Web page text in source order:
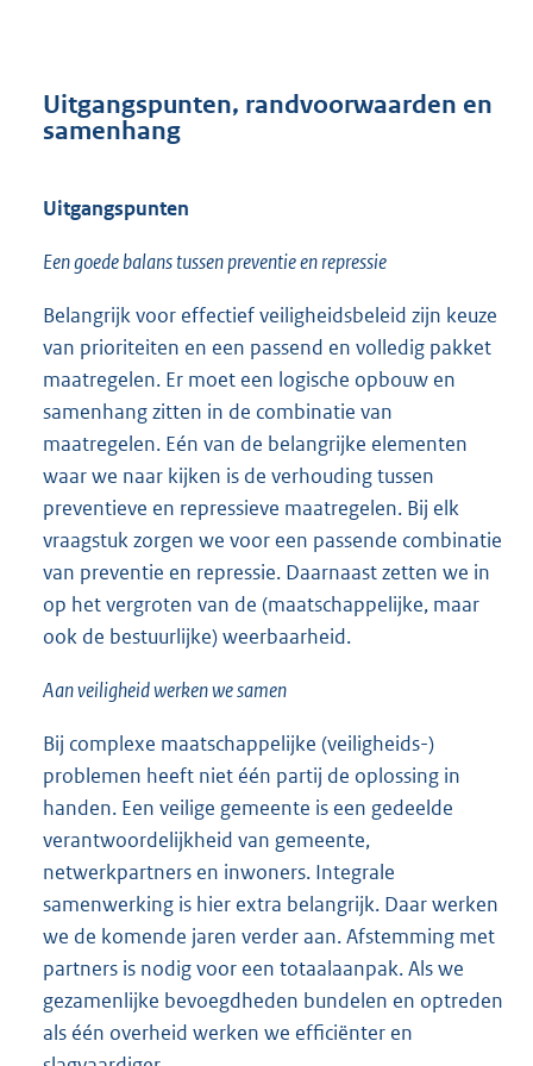
Uitgangspunten, randvoorwaarden en
samenhang
Uitgangspunten
Een goede balans tussen preventie en repressie
Belangrijk voor effectief veiligheidsbeleid zijn keuze
van prioriteiten en een passend en volledig pakket
maatregelen. Er moet een logische opbouw en
samenhang zitten in de combinatie van
maatregelen. Eén van de belangrijke elementen
waar we naar kijken is de verhouding tussen
preventieve en repressieve maatregelen. Bij elk
vraagstuk zorgen we voor een passende combinatie
van preventie en repressie. Daarnaast zetten we in
op het vergroten van de (maatschappelijke, maar
ook de bestuurlijke) weerbaarheid.
Aan veiligheid werken we samen
Bij complexe maatschappelijke (veiligheids-)
problemen heeft niet één partij de oplossing in
handen. Een veilige gemeente is een gedeelde
verantwoordelijkheid van gemeente,
netwerkpartners en inwoners. Integrale
samenwerking is hier extra belangrijk. Daar werken
we de komende jaren verder aan. Afstemming met
partners is nodig voor een totaalaanpak. Als we
gezamenlijke bevoegdheden bundelen en optreden
als één overheid werken we efficiënter en